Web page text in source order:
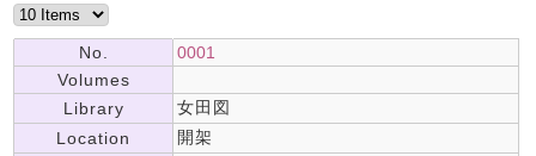
No.
0001
Volumes
Library
女田図
Location
開架